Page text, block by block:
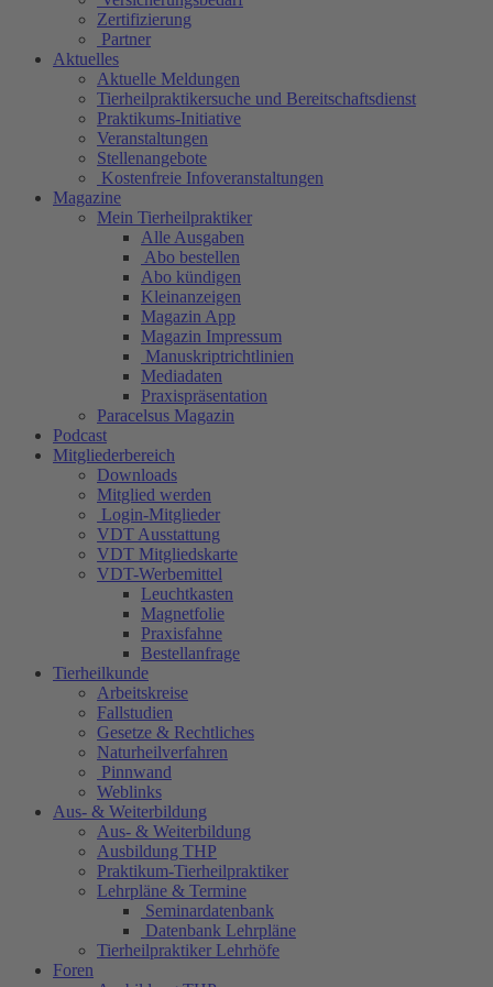
Zertifizierung
Partner
Aktuelles
Aktuelle Meldungen
Tierheilpraktikersuche und Bereitschaftsdienst
Praktikums-Initiative
Veranstaltungen
Stellenangebote
Kostenfreie Infoveranstaltungen
Magazine
Mein Tierheilpraktiker
Alle Ausgaben
Abo bestellen
Abo kündigen
Kleinanzeigen
Magazin App
Magazin Impressum
Manuskriptrichtlinien
Mediadaten
Praxispräsentation
Paracelsus Magazin
Podcast
Mitgliederbereich
Downloads
Mitglied werden
Login-Mitglieder
VDT Ausstattung
VDT Mitgliedskarte
VDT-Werbemittel
Leuchtkasten
Magnetfolie
Praxisfahne
Bestellanfrage
Tierheilkunde
Arbeitskreise
Fallstudien
Gesetze & Rechtliches
Naturheilverfahren
Pinnwand
Weblinks
Aus- & Weiterbildung
Aus- & Weiterbildung
Ausbildung THP
Praktikum-Tierheilpraktiker
Lehrpläne & Termine
Seminardatenbank
Datenbank Lehrpläne
Tierheilpraktiker Lehrhöfe
Foren